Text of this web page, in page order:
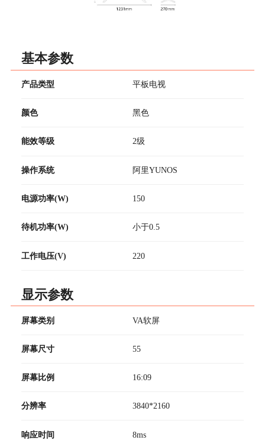
基本参数
产品类型 平板电视
颜色 黑色
能效等级 2级
操作系统 阿里YUNOS
电源功率(W) 150
待机功率(W) 小于0.5
工作电压(V) 220
显示参数
屏幕类别 VA软屏
屏幕尺寸 55
屏幕比例 16:09
分辨率 3840*2160
响应时间 8ms